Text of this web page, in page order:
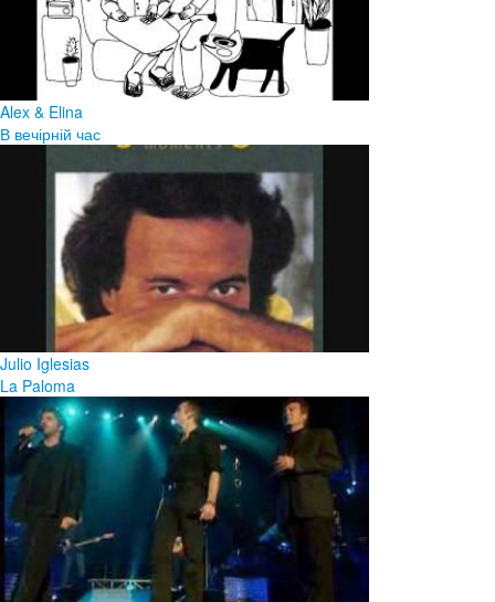
Alex & Elina
В вечірній час
Julio Iglesias
La Paloma